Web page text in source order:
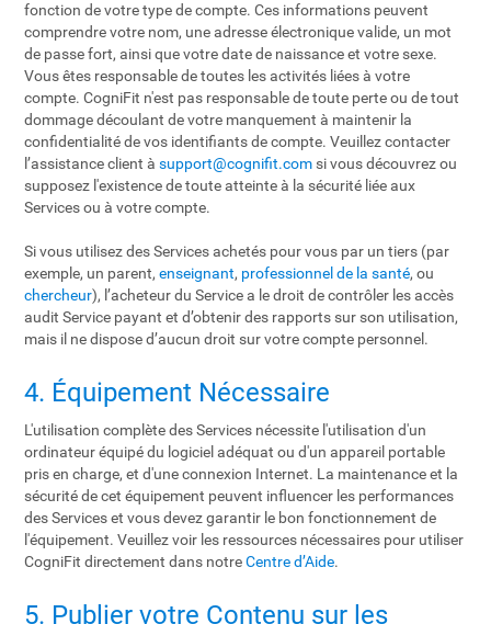
fonction de votre type de compte. Ces informations peuvent
comprendre votre nom, une adresse électronique valide, un mot
de passe fort, ainsi que votre date de naissance et votre sexe.
Vous êtes responsable de toutes les activités liées à votre
compte. CogniFit n'est pas responsable de toute perte ou de tout
dommage découlant de votre manquement à maintenir la
confidentialité de vos identifiants de compte. Veuillez contacter
l’assistance client àsupport@cognifit.com si vous découvrez ou
supposez l'existence de toute atteinte à la sécurité liée aux
Services ou à votre compte.
Si vous utilisez des Services achetés pour vous par un tiers (par
exemple, un parent,enseignant, professionnel de la santé, ou
chercheur), l’acheteur du Service a le droit de contrôler les accès
audit Service payant et d’obtenir des rapports sur son utilisation,
mais il ne dispose d’aucun droit sur votre compte personnel.
4. Équipement Nécessaire
L'utilisation complète des Services nécessite l'utilisation d'un
ordinateur équipé du logiciel adéquat ou d'un appareil portable
pris en charge, et d'une connexion Internet. La maintenance et la
sécurité de cet équipement peuvent influencer les performances
des Services et vous devez garantir le bon fonctionnement de
l'équipement. Veuillez voir les ressources nécessaires pour utiliser
CogniFit directement dans notreCentre d’Aide.
5. Publier votre Contenu sur les